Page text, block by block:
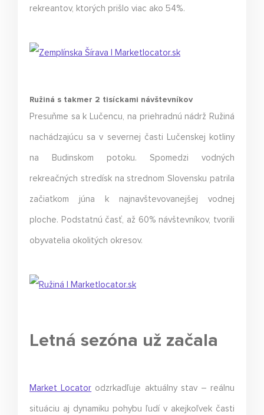
rekreantov, ktorých prišlo viac ako 54%.
Ružiná s takmer 2 tisíckami návštevníkov
Presuňme sa k Lučencu, na priehradnú nádrž Ružiná
nachádzajúcu sa v severnej časti Lučenskej kotliny
na Budinskom potoku. Spomedzi vodných
rekreačných stredísk na strednom Slovensku patrila
začiatkom júna k najnavštevovanejšej vodnej
ploche. Podstatnú časť, až 60% návštevníkov, tvorili
obyvatelia okolitých okresov.
Letná sezóna už začala
Market Locator odzrkadľuje aktuálny stav – reálnu
situáciu aj dynamiku pohybu ľudí v akejkoľvek časti